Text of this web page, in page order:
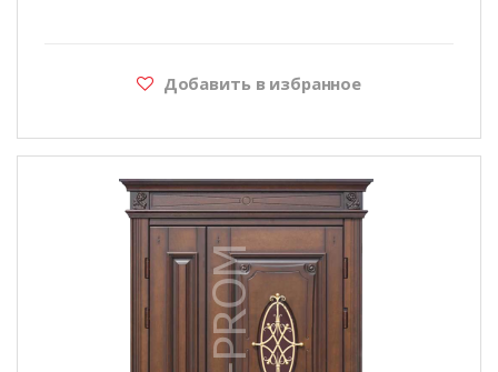
Добавить в избранное